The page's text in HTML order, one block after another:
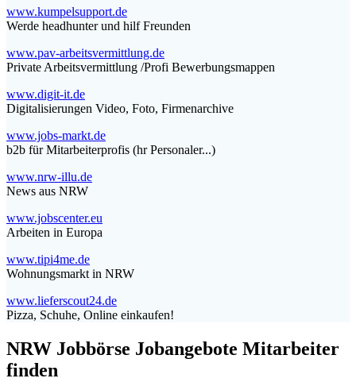
www.kumpelsupport.de
Werde headhunter und hilf Freunden
www.pav-arbeitsvermittlung.de
Private Arbeitsvermittlung /Profi Bewerbungsmappen
www.digit-it.de
Digitalisierungen Video, Foto, Firmenarchive
www.jobs-markt.de
b2b für Mitarbeiterprofis (hr Personaler...)
www.nrw-illu.de
News aus NRW
www.jobscenter.eu
Arbeiten in Europa
www.tipi4me.de
Wohnungsmarkt in NRW
www.lieferscout24.de
Pizza, Schuhe, Online einkaufen!
NRW Jobbörse Jobangebote Mitarbeiter
finden